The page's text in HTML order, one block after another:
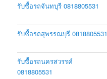
รับซื้อรถจันทบุรี 0818805531
รับซื้อรถสุพรรณบุรี 0818805531
รับซื้อรถนครสวรรค์
0818805531